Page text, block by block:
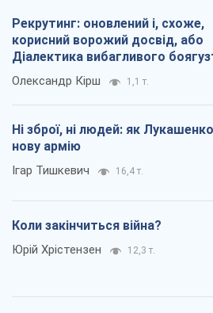
Рекрутинг: оновлений і, схоже,
корисний ворожий досвід, або
Діалектика вибагливого
Олександр Кірш 1,1 т.
Ні зброї, ні людей: як
нову армію
Ігар Тишкевич 16,4 т.
Коли закінчиться війна?
Юрій Хрістензен 12,3 т.